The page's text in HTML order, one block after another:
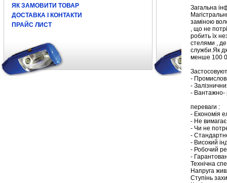
ЯК ЗАМОВИТИ ТОВАР
ДОСТАВКА І КОНТАКТИ
ПРАЙС ЛИСТ
Загальна
заміною
, що не
робить їх
стелями , де
служби.Як
менше 100
-
-
- Вантажно-
переваги :
- Економія
- Не
- Чи не
-
- Високий
- Робочий
-
Технічна
Напруга
Ступінь